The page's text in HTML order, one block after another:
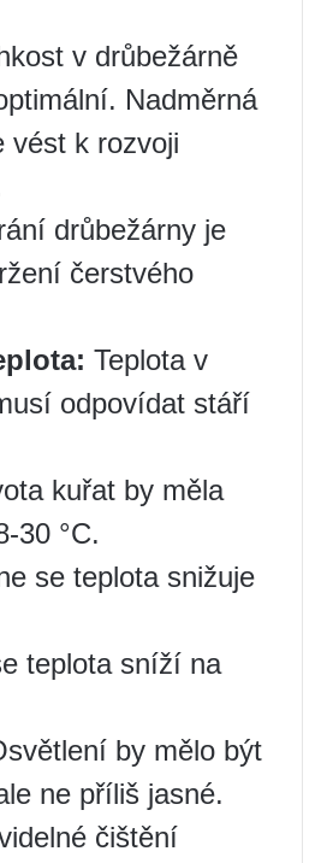
v drůbežárně
Nadměrná
vést k rozvoji
drůbežárny je
čerstvého
Teplota v
odpovídat stáří
kuřat by měla
30 °C.
se teplota snižuje
teplota sníží na
by mělo být
ne příliš jasné.
čištění